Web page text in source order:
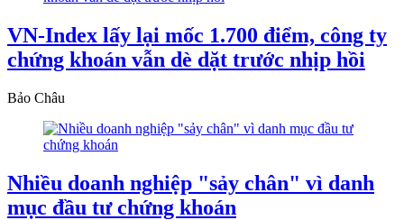
VN-Index lấy lại mốc 1.700 điểm, công ty
chứng khoán vẫn dè dặt trước nhịp hồi
Bảo Châu
Nhiều doanh nghiệp "sảy chân" vì danh
mục đầu tư chứng khoán